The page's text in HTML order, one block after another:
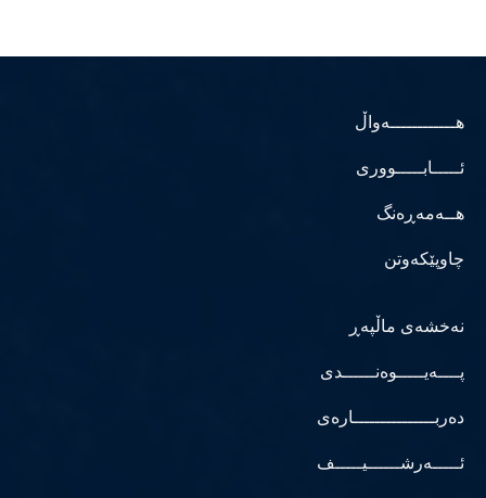
هــــــــــــەواڵ
ئـــــابـــــووری
هــەمەڕەنگ
چاوپێکەوتن
نەخشەی ماڵپەڕ
پــــەیـــــوەنــــــدی
دەربـــــــــــــــارەی
ئـــــەرشــــــیـــــف